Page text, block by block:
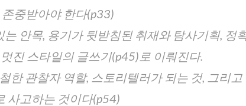
중받아야 한다(p33)
안목, 용기가 뒷받침된 취재와 탐사기획, 정
진 스타일의 글쓰기(p45)로 이뤄진다.
한 관찰자 역할, 스토리텔러가 되는 것, 그리고
사고하는 것이다(p54)